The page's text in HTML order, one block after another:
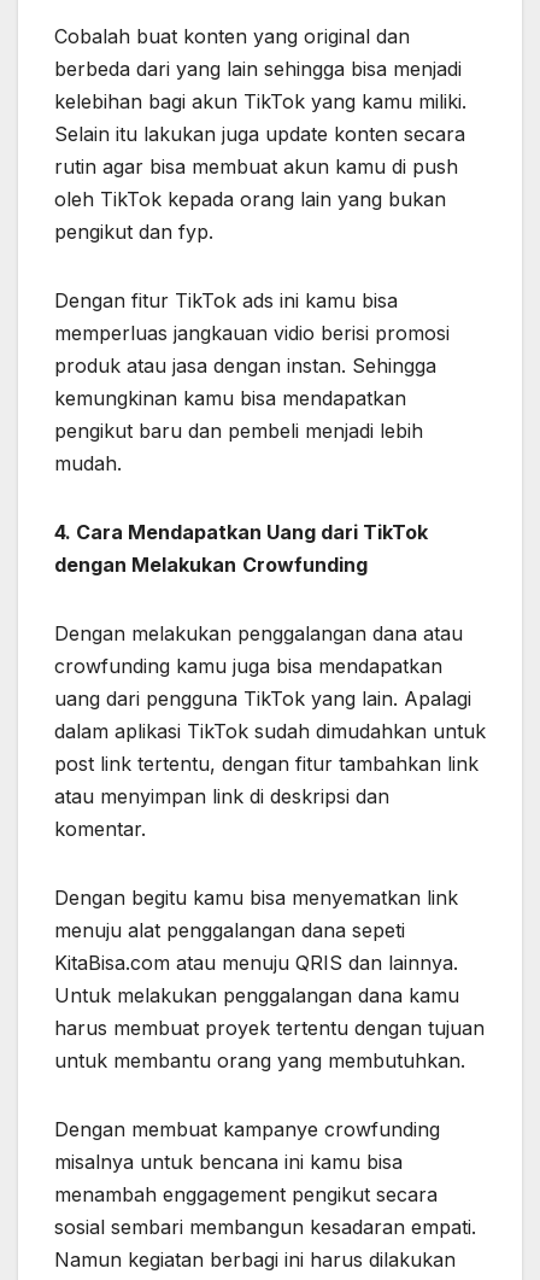
Cobalah buat konten yang original dan
berbeda dari yang lain sehingga bisa menjadi
kelebihan bagi akun TikTok yang kamu miliki.
Selain itu lakukan juga update konten secara
rutin agar bisa membuat akun kamu di push
oleh TikTok kepada orang lain yang bukan
pengikut dan fyp.
Dengan fitur TikTok ads ini kamu bisa
memperluas jangkauan vidio berisi promosi
produk atau jasa dengan instan. Sehingga
kemungkinan kamu bisa mendapatkan
pengikut baru dan pembeli menjadi lebih
mudah.
4. Cara Mendapatkan Uang dari TikTok
dengan Melakukan Crowfunding
Dengan melakukan penggalangan dana atau
crowfunding kamu juga bisa mendapatkan
uang dari pengguna TikTok yang lain. Apalagi
dalam aplikasi TikTok sudah dimudahkan untuk
post link tertentu, dengan fitur tambahkan link
atau menyimpan link di deskripsi dan
komentar.
Dengan begitu kamu bisa menyematkan link
menuju alat penggalangan dana sepeti
KitaBisa.com atau menuju QRIS dan lainnya.
Untuk melakukan penggalangan dana kamu
harus membuat proyek tertentu dengan tujuan
untuk membantu orang yang membutuhkan.
Dengan membuat kampanye crowfunding
misalnya untuk bencana ini kamu bisa
menambah enggagement pengikut secara
sosial sembari membangun kesadaran empati.
Namun kegiatan berbagi ini harus dilakukan